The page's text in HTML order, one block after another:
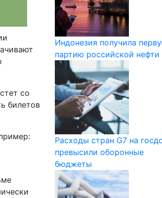
со
билетов
Индонезия получила
партию российской нефти
Расходы стран G7 на
превысили оборонные
бюджеты